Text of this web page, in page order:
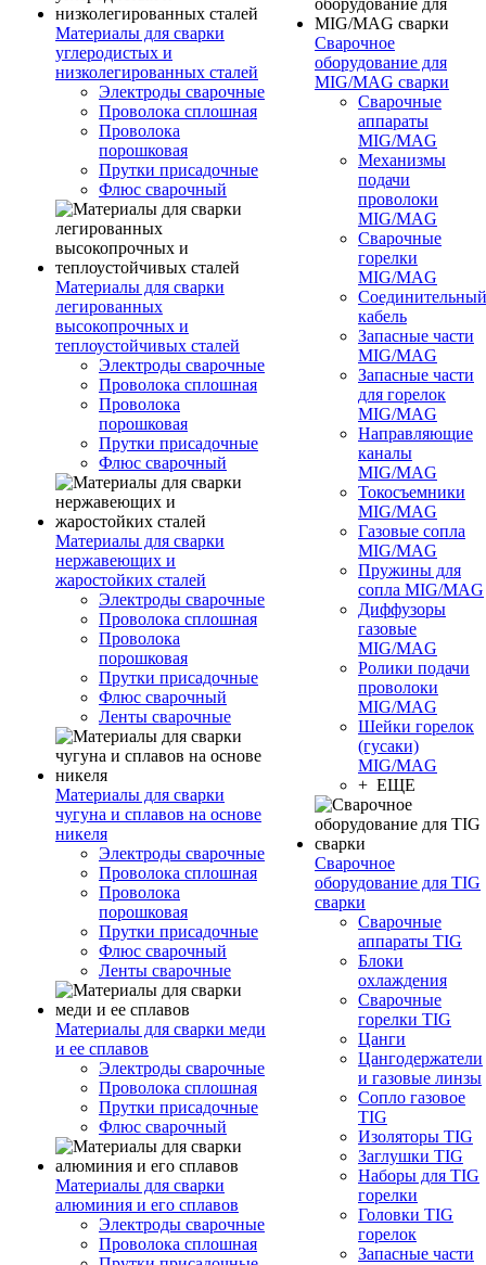
Материалы для сварки
углеродистых и
низколегированных сталей
Электроды сварочные
Проволока сплошная
Проволока
порошковая
Прутки присадочные
Флюс сварочный
Материалы для сварки
легированных
высокопрочных и
теплоустойчивых сталей
Электроды сварочные
Проволока сплошная
Проволока
порошковая
Прутки присадочные
Флюс сварочный
Материалы для сварки
нержавеющих и
жаростойких сталей
Электроды сварочные
Проволока сплошная
Проволока
порошковая
Прутки присадочные
Флюс сварочный
Ленты сварочные
Материалы для сварки
чугуна и сплавов на основе
никеля
Электроды сварочные
Проволока сплошная
Проволока
порошковая
Прутки присадочные
Флюс сварочный
Ленты сварочные
Материалы для сварки меди
и ее сплавов
Электроды сварочные
Проволока сплошная
Прутки присадочные
Флюс сварочный
Материалы для сварки
алюминия и его сплавов
Электроды сварочные
Проволока сплошная
Сварочное
оборудование для
MIG/MAG сварки
Сварочные
аппараты
MIG/MAG
Механизмы
подачи
проволоки
MIG/MAG
Сварочные
горелки
MIG/MAG
Соединительный
кабель
Запасные части
MIG/MAG
Запасные части
для горелок
MIG/MAG
Направляющие
каналы
MIG/MAG
Токосъемники
MIG/MAG
Газовые сопла
MIG/MAG
Пружины для
сопла MIG/MAG
Диффузоры
газовые
MIG/MAG
Ролики подачи
проволоки
MIG/MAG
Шейки горелок
(гусаки)
MIG/MAG
+ ЕЩЕ
Сварочное
оборудование для TIG
сварки
Сварочные
аппараты TIG
Блоки
охлаждения
Сварочные
горелки TIG
Цанги
Цангодержатели
и газовые линзы
Сопло газовое
TIG
Изоляторы TIG
Заглушки TIG
Наборы для TIG
горелки
Головки TIG
горелок
Запасные части